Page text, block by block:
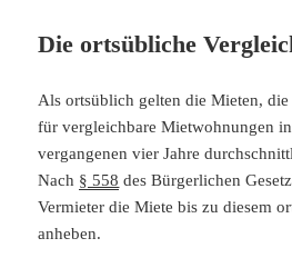
Die ortsübliche
Als ortsüblich gelten die Mieten,
für vergleichbare Mietwohnungen
vergangenen vier Jahre
Nach § 558 des Bürgerlichen
Vermieter die Miete bis zu diesem
anheben.